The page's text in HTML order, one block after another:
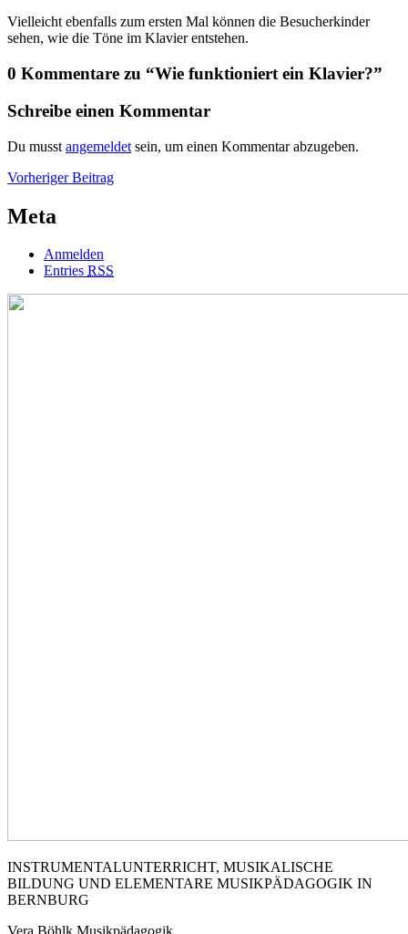
Vielleicht ebenfalls zum ersten Mal können die Besucherkinder
sehen, wie die Töne im Klavier entstehen.
0 Kommentare zu “Wie funktioniert ein Klavier?”
Schreibe einen Kommentar
Du musst angemeldet sein, um einen Kommentar abzugeben.
Beitragsnavigation
Vorheriger BeitragVorheriger
Meta
Anmelden
Entries RSS
INSTRUMENTALUNTERRICHT, MUSIKALISCHE
BILDUNG UND ELEMENTARE MUSIKPÄDAGOGIK IN
BERNBURG